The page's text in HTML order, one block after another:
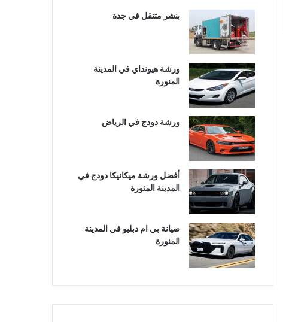
بنشر متنقل في جدة
ورشة هيونداي في المدينة
المنورة
ورشة دودج في الرياض
أفضل ورشة ميكانيكا دودج في
المدينة المنورة
صيانة بي ام دبليو في المدينة
المنورة